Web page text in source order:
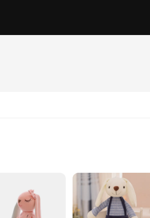
and a delightful tactile experience. This adorable
make it an irresistible addition to any